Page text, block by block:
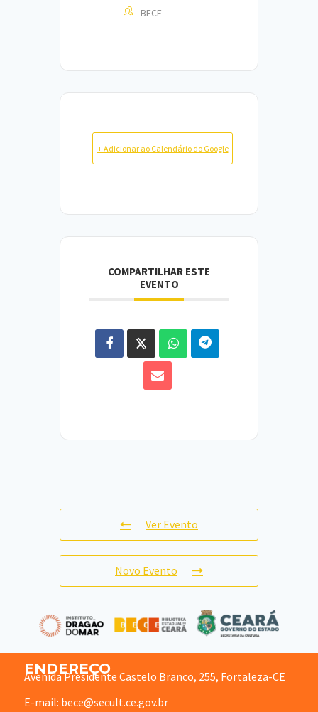
BECE
+ Adicionar ao Calendário do Google
COMPARTILHAR ESTE
EVENTO
Ver Evento
Novo Evento
ENDEREÇO
Avenida Presidente Castelo Branco, 255, Fortaleza-CE
E-mail: bece@secult.ce.gov.br